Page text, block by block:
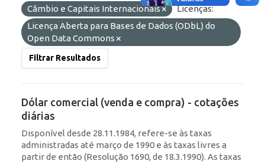
Câmbio e Capitais Internacionais
Licenças:
Licença Aberta para Bases de Dados (ODbL) do
Open Data Commons
Filtrar Resultados
Dólar comercial (venda e compra) - cotações
diárias
Disponível desde 28.11.1984, refere-se às taxas
administradas até março de 1990 e às taxas livres a
partir de então (Resolução 1690, de 18.3.1990). As taxas